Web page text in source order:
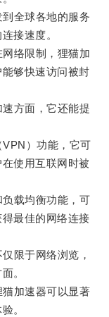
全球各地的服务
接速度。
络限制，狸猫加
够快速访问被封
方面，它还能提
）功能，它可
使用互联网时被
载均衡功能，可
最佳的网络连接
限于网络浏览，
。
加速器可以显著
。